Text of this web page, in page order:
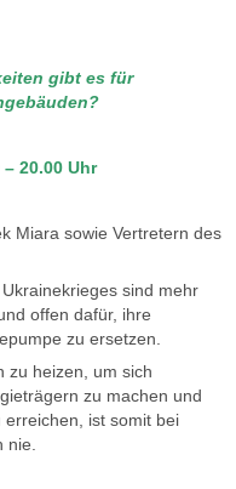
gibt es für
20.00 Uhr
Miara sowie Vertretern des
sind mehr
offen dafür, ihre
zu ersetzen.
zu heizen, um sich
zu machen und
ist somit bei
nie.